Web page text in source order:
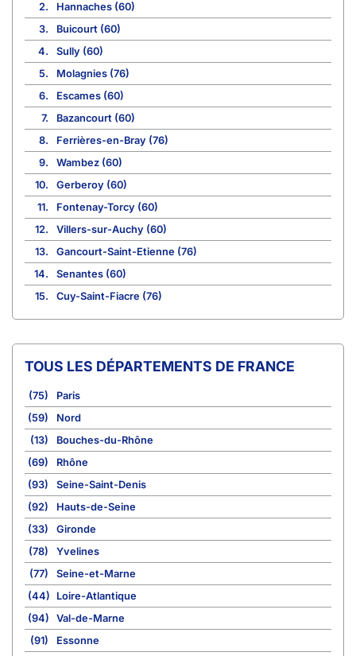
2.
Hannaches (60)
3.
Buicourt (60)
4.
Sully (60)
5.
Molagnies (76)
6.
Escames (60)
7.
Bazancourt (60)
8.
Ferrières-en-Bray (76)
9.
Wambez (60)
10.
Gerberoy (60)
11.
Fontenay-Torcy (60)
12.
Villers-sur-Auchy (60)
13.
Gancourt-Saint-Etienne (76)
14.
Senantes (60)
15.
Cuy-Saint-Fiacre (76)
TOUS LES DÉPARTEMENTS DE FRANCE
(75)
Paris
(59)
Nord
(13)
Bouches-du-Rhône
(69)
Rhône
(93)
Seine-Saint-Denis
(92)
Hauts-de-Seine
(33)
Gironde
(78)
Yvelines
(77)
Seine-et-Marne
(44)
Loire-Atlantique
(94)
Val-de-Marne
(91)
Essonne